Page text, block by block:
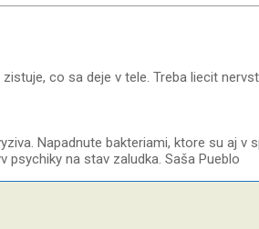
co sa deje v tele. Treba liecit
Napadnute bakteriami, ktore su aj v
na stav zaludka. Saša Pueblo